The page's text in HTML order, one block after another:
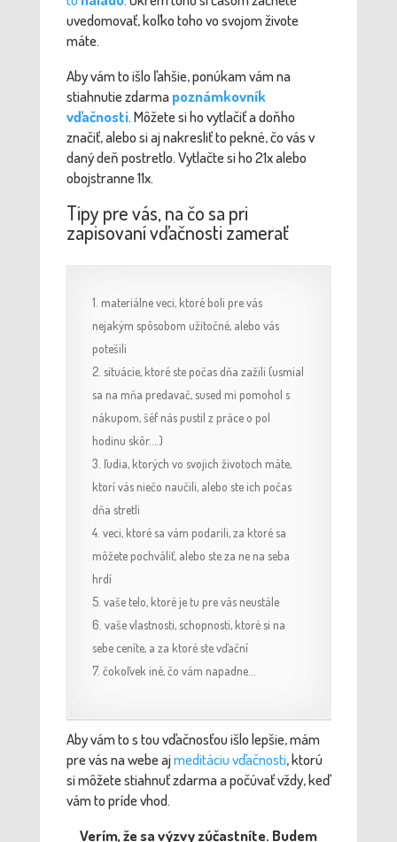
uvedomovať, koľko toho vo svojom živote
máte.
Aby vám to išlo ľahšie, ponúkam vám na
stiahnutie zdarma poznámkovník
vďačnosti. Môžete si ho vytlačiť a doňho
značiť, alebo si aj nakresliť to pekné, čo vás v
daný deň postretlo. Vytlačte si ho 21x alebo
obojstranne 11x.
Tipy pre vás, na čo sa pri
zapisovaní vďačnosti zamerať
materiálne veci, ktoré boli pre vás
nejakým spôsobom užitočné, alebo vás
potešili
situácie, ktoré ste počas dňa zažili (usmial
sa na mňa predavač, sused mi pomohol s
nákupom, šéf nás pustil z práce o pol
hodinu skôr….)
ľudia, ktorých vo svojich životoch máte,
ktorí vás niečo naučili, alebo ste ich počas
dňa stretli
veci, ktoré sa vám podarili, za ktoré sa
môžete pochváliť, alebo ste za ne na seba
hrdí
vaše telo, ktoré je tu pre vás neustále
vaše vlastnosti, schopnosti, ktoré si na
sebe ceníte, a za ktoré ste vďační
čokoľvek iné, čo vám napadne…
Aby vám to s tou vďačnosťou išlo lepšie, mám
pre vás na webe ajmeditáciu vďačnosti, ktorú
si môžete stiahnuť zdarma a počúvať vždy, keď
vám to príde vhod.
Verím, že sa výzvy zúčastníte. Budem